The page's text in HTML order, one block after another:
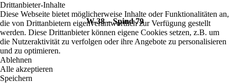
W-38 – Spind 79
Drittanbieter-Inhalte
Diese Webseite bietet möglicherweise Inhalte oder Funktionalitäten an,
die von Drittanbietern eigenverantwortlich zur Verfügung gestellt
werden. Diese Drittanbieter können eigene Cookies setzen, z.B. um
die Nutzeraktivität zu verfolgen oder ihre Angebote zu personalisieren
und zu optimieren.
Ablehnen
Alle akzeptieren
Speichern